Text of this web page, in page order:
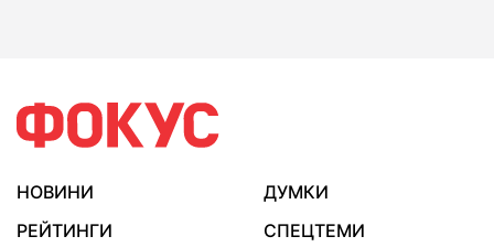
НОВИНИ
ДУМКИ
РЕЙТИНГИ
СПЕЦТЕМИ